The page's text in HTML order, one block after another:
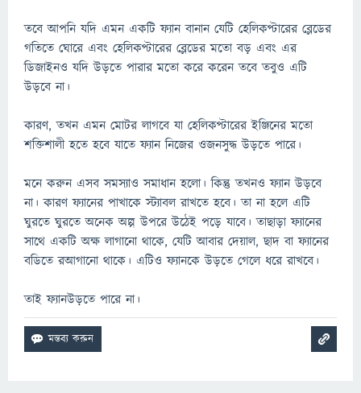
তবে আপনি যদি এমন একটি ফ্যান বানান যেটি হেলিকপ্টারের ব্লেডের
গতিতে ঘোরে এবং হেলিকপ্টারের ব্লেডের মতো বড় এবং এর
ডিজাইনও যদি উড়তে পারার মতো করে করেন তবে তবুও এটি
উড়বে না।
কারণ, তখন এমন মোটর লাগবে যা হেলিকপ্টারের ইঞ্জিনের মতো
শক্তিশালী হতে হবে যাতে ফ্যান নিজের ওজনসুদ্ধ উড়তে পারে।
মনে করুন এসব সমস্যাও সমাধান হলো। কিন্তু তখনও ফ্যান উড়বে
না। কারণ ফ্যানের পাখাকে স্ট্যাবল রাখতে হবে। তা না হলে এটি
ঘুরতে ঘুরতে অনেক অল্প উপরে উঠেই পড়ে যাবে। তাছাড়া ফ্যানের
সাথে একটি অক্ষ লাগানো থাকে, যেটি আবার দেয়াল, ছাদ বা ফ্যানের
বডিতে রআগানো থাকে। এটিও ফ্যানকে উড়তে গেলে ধরে রাখবে।
তাই ফ্যানউড়তে পারে না।